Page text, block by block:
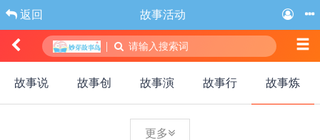
返回 故事活动
| 请输入搜索词
故事说 故事创 故事演 故事行 故事炼
更多